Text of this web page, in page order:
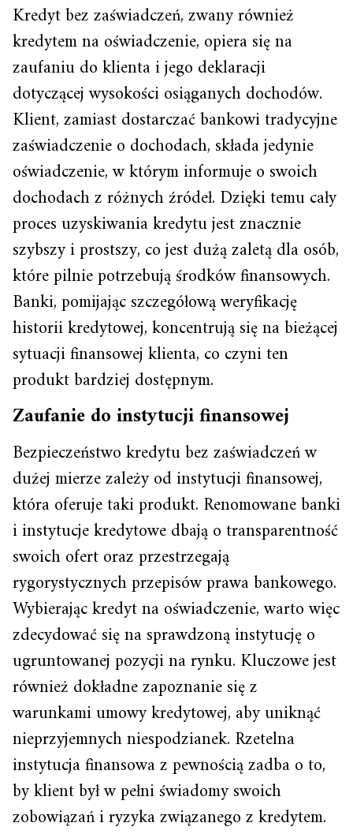
Kredyt bez zaświadczeń, zwany również
kredytem na oświadczenie, opiera się na
zaufaniu do klienta i jego deklaracji
dotyczącej wysokości osiąganych dochodów.
Klient, zamiast dostarczać bankowi tradycyjne
zaświadczenie o dochodach, składa jedynie
oświadczenie, w którym informuje o swoich
dochodach z różnych źródeł. Dzięki temu cały
proces uzyskiwania kredytu jest znacznie
szybszy i prostszy, co jest dużą zaletą dla osób,
które pilnie potrzebują środków finansowych.
Banki, pomijając szczegółową weryfikację
historii kredytowej, koncentrują się na bieżącej
sytuacji finansowej klienta, co czyni ten
produkt bardziej dostępnym.
Zaufanie do instytucji finansowej
Bezpieczeństwo kredytu bez zaświadczeń w
dużej mierze zależy od instytucji finansowej,
która oferuje taki produkt. Renomowane banki
i instytucje kredytowe dbają o transparentność
swoich ofert oraz przestrzegają
rygorystycznych przepisów prawa bankowego.
Wybierając kredyt na oświadczenie, warto więc
zdecydować się na sprawdzoną instytucję o
ugruntowanej pozycji na rynku. Kluczowe jest
również dokładne zapoznanie się z
warunkami umowy kredytowej, aby uniknąć
nieprzyjemnych niespodzianek. Rzetelna
instytucja finansowa z pewnością zadba o to,
by klient był w pełni świadomy swoich
zobowiązań i ryzyka związanego z kredytem.